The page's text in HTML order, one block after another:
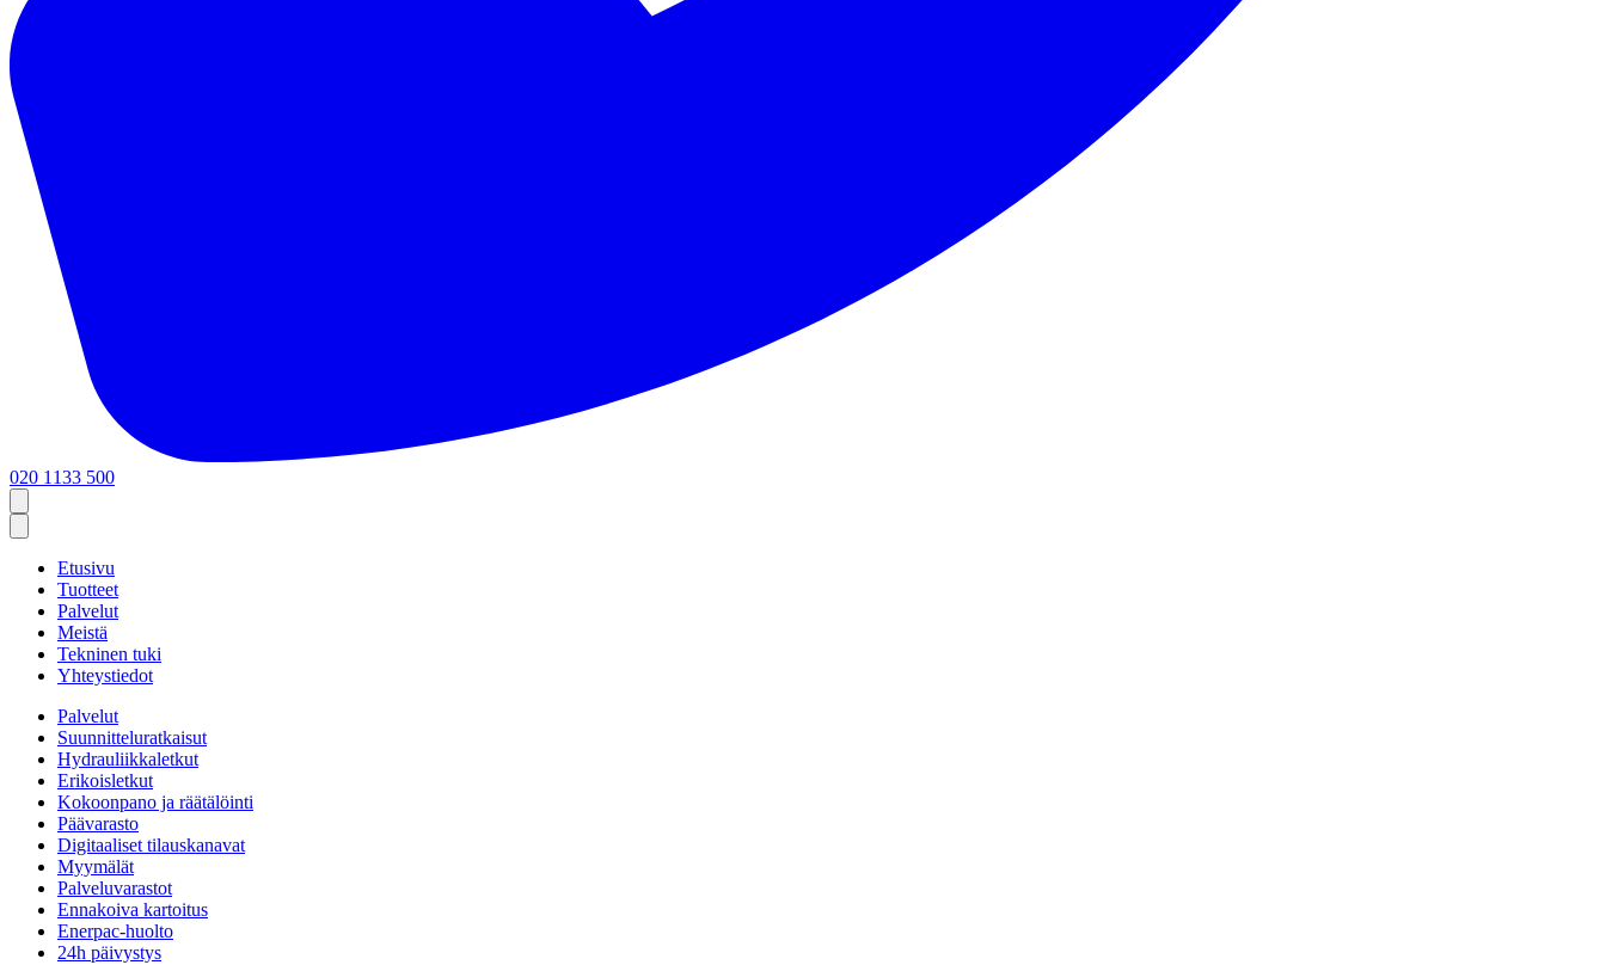
020 1133 500
Etusivu
Tuotteet
Palvelut
Meistä
Tekninen tuki
Yhteystiedot
Palvelut
Suunnitteluratkaisut
Hydrauliikkaletkut
Erikoisletkut
Kokoonpano ja räätälöinti
Päävarasto
Digitaaliset tilauskanavat
Myymälät
Palveluvarastot
Ennakoiva kartoitus
Enerpac-huolto
24h päivystys